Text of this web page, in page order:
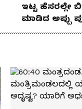
ಇಟ್ಟ ಹೆಸರಲ್ಲೇ
ಮಾಡಿದ ಅಪ್ಪು